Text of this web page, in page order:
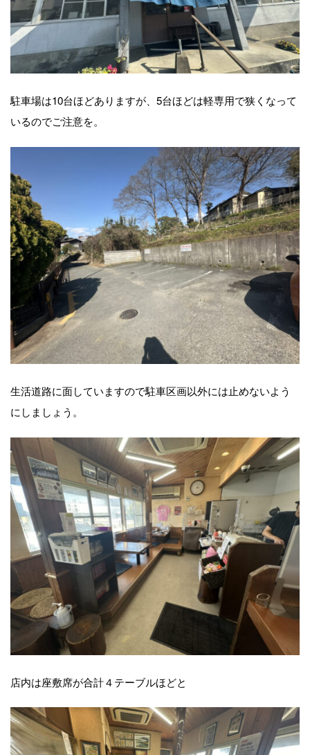
駐車場は10台ほどありますが、5台ほどは軽専用で狭くなって
いるのでご注意を。
生活道路に面していますので駐車区画以外には止めないよう
にしましょう。
店内は座敷席が合計４テーブルほどと